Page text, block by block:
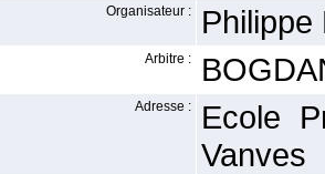
Organisateur : Philippe
Arbitre :
Adresse :
Ecole
Vanves